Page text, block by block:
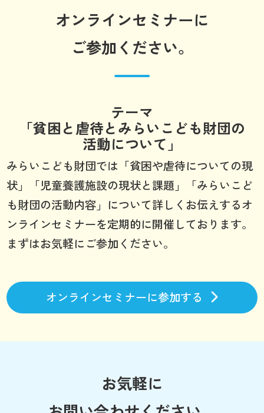
オンラインセミナーに
ご参加ください。
テーマ
「貧困と虐待とみらいこども財団の
活動について」
みらいこども財団では「貧困や虐待についての現
状」「児童養護施設の現状と課題」「みらいこど
も財団の活動内容」について詳しくお伝えするオ
ンラインセミナーを定期的に開催しております。
まずはお気軽にご参加ください。
オンラインセミナーに参加する
お気軽に